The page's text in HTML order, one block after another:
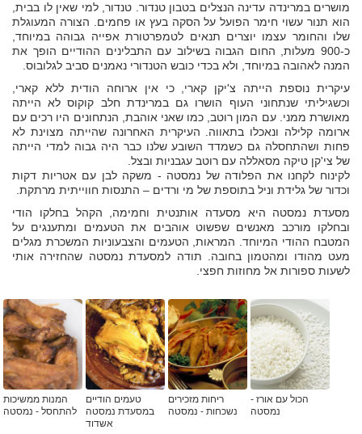
מושרים במרינדה עדינה הנצלים בטבון טנדור. טנדור, למי שאין לו בבית,
הוא תנור עשוי חימר הפועל על הסקה בעץ או פחמים. הצורה המעוגלת
שלו והחומר עצמו יוצרים תנאים לטמפרטורת אפייה גבוהה במיוחד,
כ-900 מעלות, החום הגבוה בשילוב עם התבלינים ההודיים הופך את
המנה לאהובה במיוחד, ולא בכדי כובש הטנדורי נאמנים סביב לגלובוס.
עיקרית נוספת הייתה צ'יקן קארי, כי אין ארוחה הודית ללא קארי,
וכשגיליתי שנתחוני העוף הושרו גם במרינדת חלב קוקוס לא הייתה
מאושרת ממני. עם המון רוטב, כמו שאני אוהבת, הנתחונים היו רכים עם
ארומה קלילה ונאכלו בתאווה. העיקרית האחרונה שהייתה מצוינת לא
פחות ושהתחסלה גם כשמדד השובע שלנו כבר היה גבוה למדי הייתה
של צי'קן טיקה מסאללה עם רוטב עגבניות ובצל.
לקינוח לקחנו את הפלודה של נמסטה - משקה לבן עם אטריות דקות
וכדור של גלידת וניל בתוספת של מי ורדים – התנסות חווייתית מרתקת.
מסעדת נמסטה היא מסעדה אותנטית וחמימה, הקהל בחלקו הודי
ובחלקו מורכב מאנשים שפשוט אוהבים את הטעמים ומתענגים על
המטבח ההודי המיוחד. המראות, הטעמים והצבעוניות המשכרת מגלים
מעט מהודו ומהטמון בחובה. תודה למסעדת נמסטה שהחזירה אותי
לשעות ספורות אל מחוזות חפצי.
הכול עם אורז -
נמסטה
ריחות מזכירים
נשכחות - נמסטה
טעמים הודיים
במסעדת נמסטה
אשדוד
המנות ממשיכות
להתחסל - נמסטה